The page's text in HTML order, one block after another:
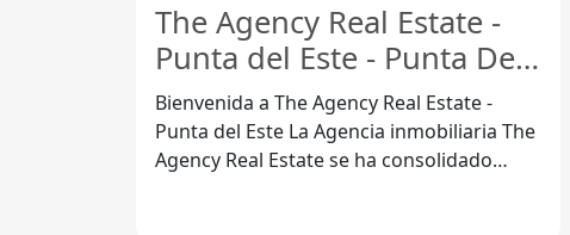
The Agency Real Estate -
Punta del Este - Punta Del
Este
Bienvenida a The Agency Real Estate -
Punta del Este La Agencia inmobiliaria The
Agency Real Estate se ha consolidado